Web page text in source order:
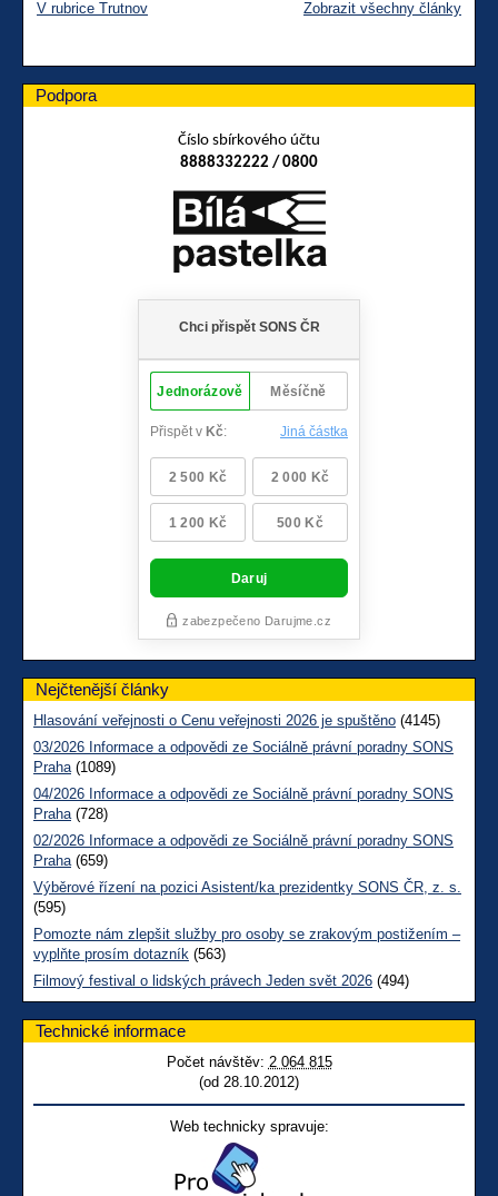
V rubrice Trutnov Zobrazit všechny články
Podpora
Číslo sbírkového účtu
8888332222 / 0800
Nejčtenější články
Hlasování veřejnosti o Cenu veřejnosti 2026 je spuštěno (4145)
03/2026 Informace a odpovědi ze Sociálně právní poradny SONS
Praha(1089)
04/2026 Informace a odpovědi ze Sociálně právní poradny SONS
Praha(728)
02/2026 Informace a odpovědi ze Sociálně právní poradny SONS
Praha(659)
Výběrové řízení na pozici Asistent/ka prezidentky SONS ČR, z. s.
(595)
Pomozte nám zlepšit služby pro osoby se zrakovým postižením –
vyplňte prosím dotazník (563)
Filmový festival o lidských právech Jeden svět 2026 (494)
Technické informace
Počet návštěv: 2 064 815
(od 28.10.2012)
Web technicky spravuje: